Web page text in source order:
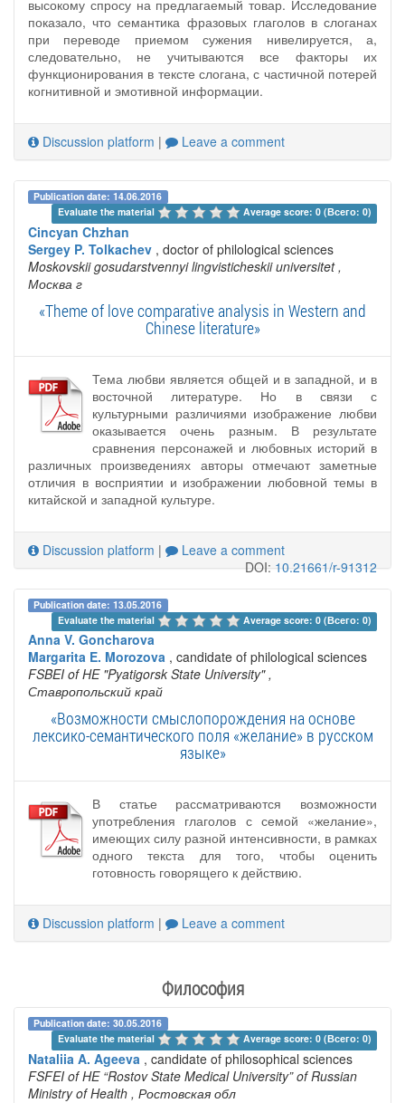
высокому спросу на предлагаемый товар. Исследование
показало, что семантика фразовых глаголов в слоганах
при переводе приемом сужения нивелируется, а,
следовательно, не учитываются все факторы их
функционирования в тексте слогана, с частичной потерей
когнитивной и эмотивной информации.
Discussion platform | Leave a comment
Publication date: 14.06.2016
Evaluate the material
Average score: 0 (Всего: 0)
Cincyan Chzhan
Sergey P. Tolkachev , doctor of philological sciences
Moskovskii gosudarstvennyi lingvisticheskii universitet ,
Москва г
«Theme of love comparative analysis in Western and
Chinese literature»
Тема любви является общей и в западной, и в
восточной литературе. Но в связи с
культурными различиями изображение любви
оказывается очень разным. В результате
сравнения персонажей и любовных историй в
различных произведениях авторы отмечают заметные
отличия в восприятии и изображении любовной темы в
китайской и западной культуре.
Discussion platform |
Leave a comment
DOI:10.21661/r-91312
Publication date: 13.05.2016
Evaluate the material
Average score: 0 (Всего: 0)
Anna V. Goncharova
Margarita E. Morozova , candidate of philological sciences
FSBEI of HE "Pyatigorsk State University" ,
Ставропольский край
«Возможности смыслопорождения на основе
лексико-семантического поля «желание» в русском
языке»
В статье рассматриваются возможности
употребления глаголов с семой «желание»,
имеющих силу разной интенсивности, в рамках
одного текста для того, чтобы оценить
готовность говорящего к действию.
Discussion platform | Leave a comment
Философия
Publication date: 30.05.2016
Evaluate the material
Average score: 0 (Всего: 0)
Nataliia A. Ageeva , candidate of philosophical sciences
FSFEI of HE “Rostov State Medical University” of Russian
Ministry of Health , Ростовская обл